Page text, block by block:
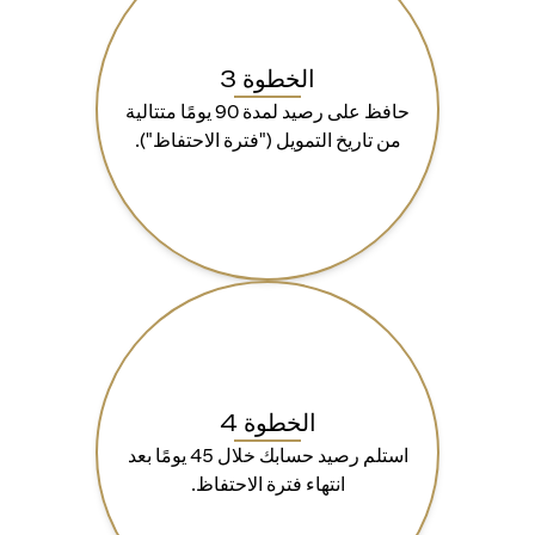
الخطوة 3
حافظ على رصيد لمدة 90 يومًا متتالية
من تاريخ التمويل ("فترة الاحتفاظ").
الخطوة 4
استلم رصيد حسابك خلال 45 يومًا بعد
انتهاء فترة الاحتفاظ.